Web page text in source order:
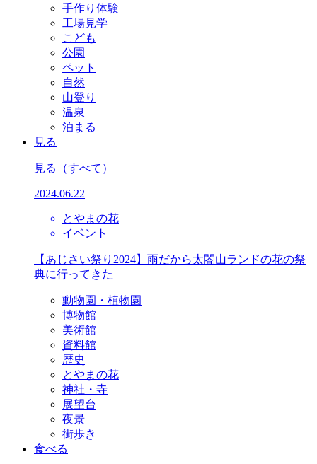
手作り体験
工場見学
こども
公園
ペット
自然
山登り
温泉
泊まる
見る
見る （すべて）
2024.06.22
とやまの花
イベント
【あじさい祭り2024】雨だから太閤山ランドの花の祭
典に行ってきた
動物園・植物園
博物館
美術館
資料館
歴史
とやまの花
神社・寺
展望台
夜景
街歩き
食べる